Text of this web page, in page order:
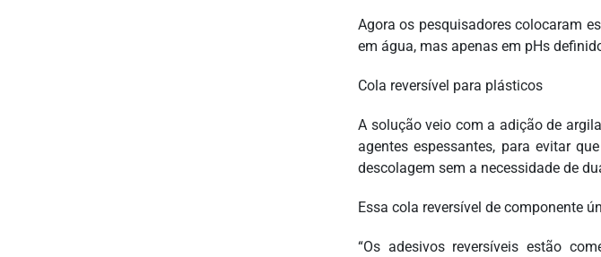
Agora os pesquisadores colocaram
em água, mas apenas em pHs
Cola reversível para plásticos
A solução veio com a adição de
agentes espessantes, para evitar
descolagem sem a necessidade de
Essa cola reversível de componente
“Os adesivos reversíveis estão